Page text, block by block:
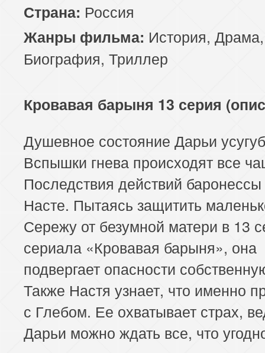
Страна: Россия
Жанры фильма: История, Драма,
Биография, Триллер
Кровавая барыня 13 серия
Душевное состояние Дарьи
Вспышки гнева происходят все
Последствия действий
Насте. Пытаясь защитить
Сережу от безумной матери в 13
сериала «Кровавая барыня», она
подвергает опасности
Также Настя узнает, что именно
с Глебом. Ее охватывает страх,
Дарьи можно ждать все, что